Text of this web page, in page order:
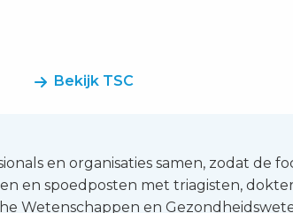
Bekijk TSC
en organisaties samen, zodat de
en spoedposten met triagisten,
Wetenschappen en